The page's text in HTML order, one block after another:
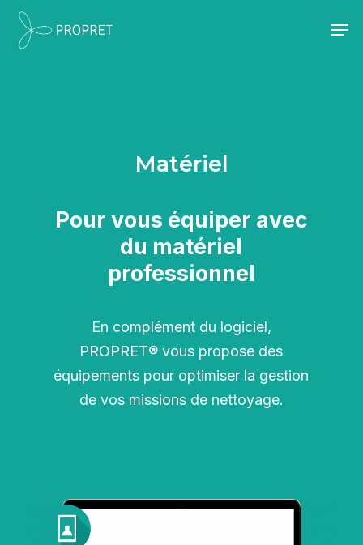
Skip
Matériel
Pour vous équiper avec
du matériel
professionnel
En complément du logiciel,
PROPRET® vous propose des
équipements pour optimiser la gestion
de vos missions de nettoyage.